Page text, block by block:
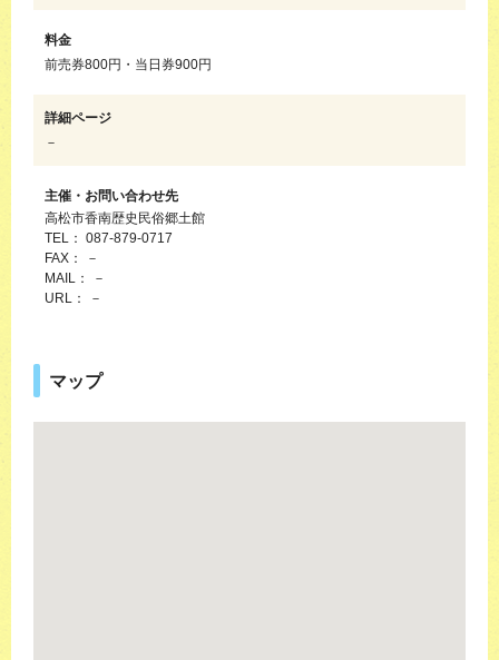
料金
前売券800円・当日券900円
詳細ページ
－
主催・お問い合わせ先
高松市香南歴史民俗郷土館
TEL： 087-879-0717
FAX： －
MAIL： －
URL： －
マップ